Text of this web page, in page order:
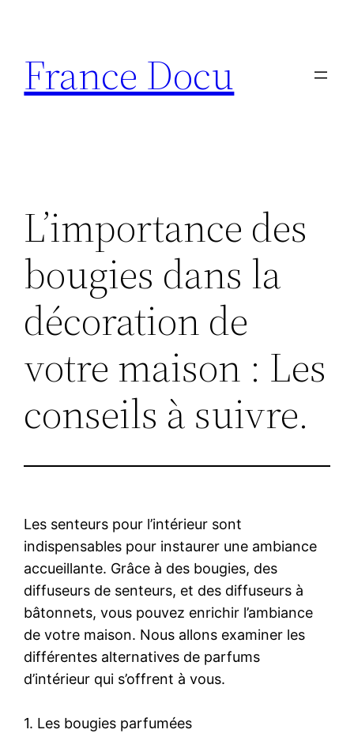
contenu
France Docu
L’importance des
bougies dans la
décoration de
votre maison : Les
conseils à suivre.
Les senteurs pour l’intérieur sont
indispensables pour instaurer une ambiance
accueillante. Grâce à des bougies, des
diffuseurs de senteurs, et des diffuseurs à
bâtonnets, vous pouvez enrichir l’ambiance
de votre maison. Nous allons examiner les
différentes alternatives de parfums
d’intérieur qui s’offrent à vous.
1. Les bougies parfumées